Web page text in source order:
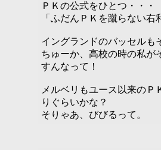
ＰＫの公式をひとつ・・・
「ふだんＰＫを蹴らない
イングランドのバッセルも
ちゅーか、高校の時の私が
すんなって！
メルベリもユース以来の
りぐらいかな？
そりゃあ、びびるって。